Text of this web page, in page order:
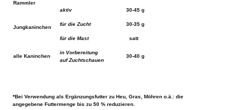
Rammler
aktiv 30-45 g
Jungkaninchen
für die Zucht 30-35 g
für die Mast satt
alle Kaninchen
in Vorbereitung
auf Zuchtschauen
30-40 g
*Bei Verwendung als Ergänzungsfutter zu Heu, Gras, Möhren o.ä.: die
angegebene Futtermenge bis zu 50 % reduzieren.